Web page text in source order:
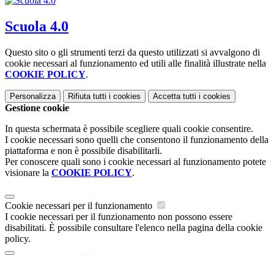
Scuola 4.0
Questo sito o gli strumenti terzi da questo utilizzati si avvalgono di
cookie necessari al funzionamento ed utili alle finalità illustrate nella
COOKIE POLICY.
Personalizza Rifiuta tutti i cookies Accetta tutti i cookies
Gestione cookie
In questa schermata è possibile scegliere quali cookie consentire.
I cookie necessari sono quelli che consentono il funzionamento della
piattaforma e non è possibile disabilitarli.
Per conoscere quali sono i cookie necessari al funzionamento potete
visionare la COOKIE POLICY.
Cookie necessari per il funzionamento
I cookie necessari per il funzionamento non possono essere
disabilitati. È possibile consultare l'elenco nella pagina della cookie
policy.